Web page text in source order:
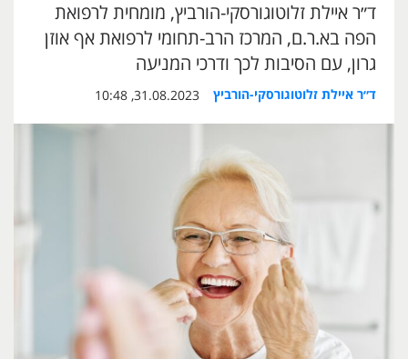
ד״ר איילת זלוטוגורסקי-הורביץ, מומחית לרפואת
הפה בא.ר.ם, המרכז הרב-תחומי לרפואת אף אוזן
גרון, עם הסיבות לכך ודרכי המניעה
ד״ר איילת זלוטוגורסקי-הורביץ 31.08.2023, 10:48